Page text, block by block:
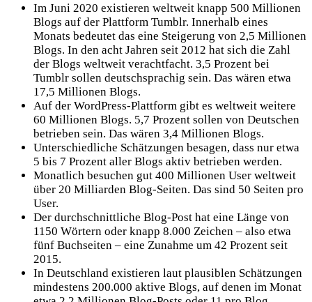
Im Juni 2020 existieren weltweit knapp 500 Millionen
Blogs auf der Plattform Tumblr. Innerhalb eines
Monats bedeutet das eine Steigerung von 2,5 Millionen
Blogs. In den acht Jahren seit 2012 hat sich die Zahl
der Blogs weltweit verachtfacht. 3,5 Prozent bei
Tumblr sollen deutschsprachig sein. Das wären etwa
17,5 Millionen Blogs.
Auf der WordPress-Plattform gibt es weltweit weitere
60 Millionen Blogs. 5,7 Prozent sollen von Deutschen
betrieben sein. Das wären 3,4 Millionen Blogs.
Unterschiedliche Schätzungen besagen, dass nur etwa
5 bis 7 Prozent aller Blogs aktiv betrieben werden.
Monatlich besuchen gut 400 Millionen User weltweit
über 20 Milliarden Blog-Seiten. Das sind 50 Seiten pro
User.
Der durchschnittliche Blog-Post hat eine Länge von
1150 Wörtern oder knapp 8.000 Zeichen – also etwa
fünf Buchseiten – eine Zunahme um 42 Prozent seit
2015.
In Deutschland existieren laut plausiblen Schätzungen
mindestens 200.000 aktive Blogs, auf denen im Monat